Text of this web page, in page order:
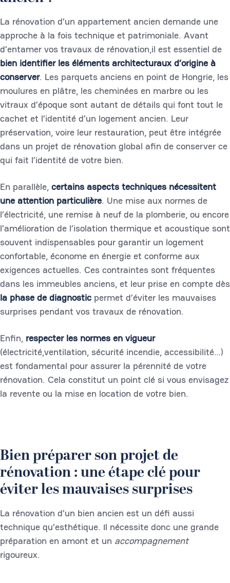
La rénovation d’un appartement ancien demande une
approche à la fois technique et patrimoniale. Avant
d’entamer vos travaux de rénovation,il est essentiel de
bien identifier les éléments architecturaux d’origine à
conserver. Les parquets anciens en point de Hongrie, les
moulures en plâtre, les cheminées en marbre ou les
vitraux d’époque sont autant de détails qui font tout le
cachet et l’identité d’un logement ancien. Leur
préservation, voire leur restauration, peut être intégrée
dans un projet de rénovation global afin de conserver ce
qui fait l’identité de votre bien.
En parallèle, certains aspects techniques nécessitent
une attention particulière. Une mise aux normes de
l’électricité, une remise à neuf de la plomberie, ou encore
l’amélioration de l’isolation thermique et acoustique sont
souvent indispensables pour garantir un logement
confortable, économe en énergie et conforme aux
exigences actuelles. Ces contraintes sont fréquentes
dans les immeubles anciens, et leur prise en compte dès
la phase de diagnostic permet d’éviter les mauvaises
surprises pendant vos travaux de rénovation.
Enfin, respecter les normes en vigueur
(électricité,ventilation, sécurité incendie, accessibilité…)
est fondamental pour assurer la pérennité de votre
rénovation. Cela constitut un point clé si vous envisagez
la revente ou la mise en location de votre bien.
Bien préparer son projet de
rénovation : une étape clé pour
éviter les mauvaises surprises
La rénovation d’un bien ancien est un défi aussi
technique qu’esthétique. Il nécessite donc une grande
préparation en amont et un accompagnement
rigoureux.